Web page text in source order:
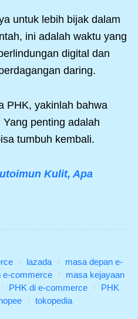
untuk lebih bijak dalam
ini adalah waktu yang
digital dan
daring.
PHK, yakinlah bahwa
penting adalah
tumbuh kembali.
Kulit, Apa
lazada
masa depan e-
e-commerce
masa kejayaan
PHK di e-commerce
PHK
tokopedia